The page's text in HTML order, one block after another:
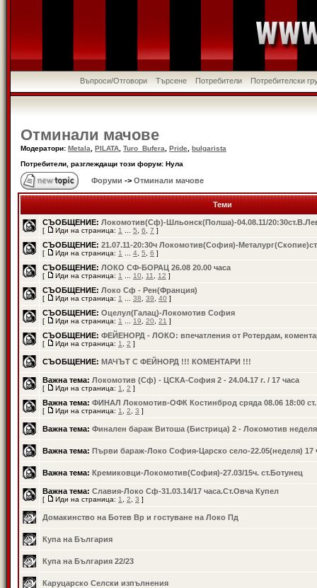
Въпроси/Отговори Търсене Потребители Потребителски
Отминали мачове
Модератори: Metala PILATA Turo_Bufera Pride
bulgarista
Потребители, разглеждащи този форум: Нула
Форуми -> Отминали мачове
Теми
СЪОБЩЕНИЕ: Локомотив(Сф)-Шльонск(Полша)-04.08.11/
[ Иди на страница: 1 5 6 7 ]
СЪОБЩЕНИЕ: 21.07.11-20:30ч Локомотив(София)-
[ Иди на страница: 1 4 5 6 ]
СЪОБЩЕНИЕ: ЛОКО СФ-БОРАЦ 26.08 20.00 часа
[ Иди на страница: 1 10 11 12 ]
СЪОБЩЕНИЕ: Локо Сф - Рен(Франция)
[ Иди на страница: 1 38 39 40 ]
СЪОБЩЕНИЕ: Oцелул(Галац)-Локомотив София
[ Иди на страница: 1 19 20 21 ]
СЪОБЩЕНИЕ: ФЕЙЕНОРД - ЛОКО: впечатления от Ротердам,
[ Иди на страница: 1 2 ]
СЪОБЩЕНИЕ: МАЧЪТ С ФЕЙНОРД !!! КОМЕНТАРИ !!!
Важна тема: Локомотив (Сф) - ЦСКА-София 2 - 24.04.17 г. / 17 часа
[ Иди на страница: 1 2 ]
Важна тема: ФИНАЛ Локомотив-ОФК Костинброд сряда 08.06 18:00
[ Иди на страница: 1 2 3 ]
Важна тема: Финален бараж Витоша (Бистрица) 2 - Локомотив неделя
Важна тема: Първи бараж-Локо София-Царско село-22.05(неделя) 17
Важна тема: Кремиковци-Локомотив(София)-27.03/15ч. ст.Ботунец
Важна тема: Славия-Локо Сф-31.03.14/17 часа.Ст.Овча Купел
[ Иди на страница: 1 2 3 ]
Домакинство на Ботев Вр и гостуване на Локо Пд
Купа на България
Купа на България 22/23
Каруцарско Селски изпълнения